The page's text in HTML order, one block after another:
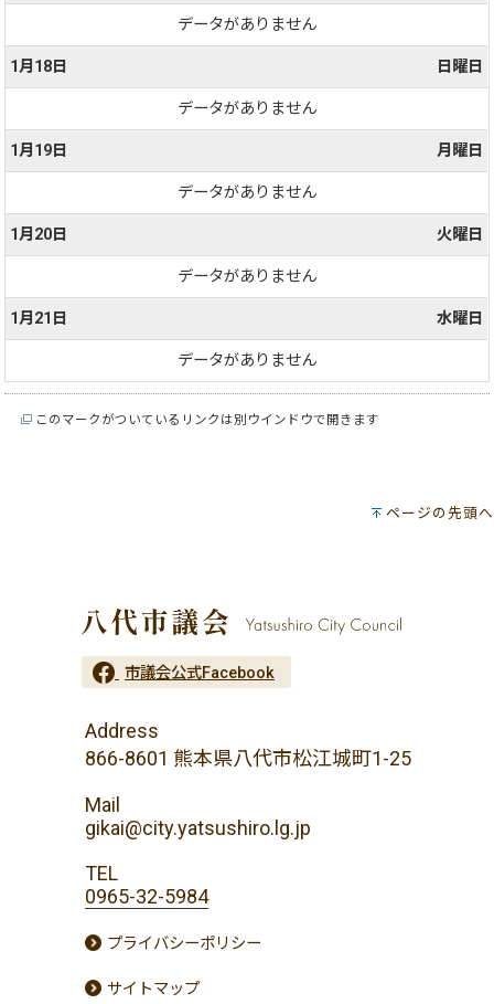
データがありません
1月18日 日曜日
データがありません
1月19日 月曜日
データがありません
1月20日 火曜日
データがありません
1月21日 水曜日
データがありません
このマークがついているリンクは別ウインドウで開きます
ページの先頭へ
市議会公式Facebook
Address
866-8601 熊本県八代市松江城町1-25
Mail
gikai@city.yatsushiro.lg.jp
TEL
0965-32-5984
プライバシーポリシー
サイトマップ